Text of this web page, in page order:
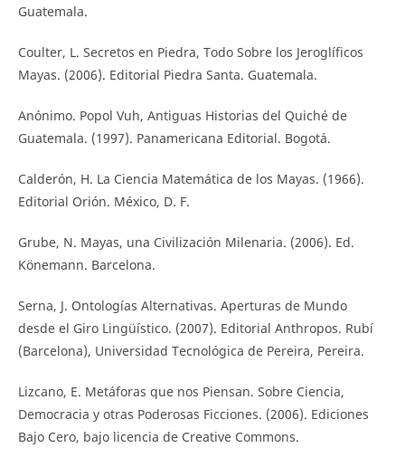
Guatemala.
Coulter, L. Secretos en Piedra, Todo Sobre los Jeroglíficos
Mayas. (2006). Editorial Piedra Santa. Guatemala.
Anónimo. Popol Vuh, Antiguas Historias del Quiché de
Guatemala. (1997). Panamericana Editorial. Bogotá.
Calderón, H. La Ciencia Matemática de los Mayas. (1966).
Editorial Orión. México, D. F.
Grube, N. Mayas, una Civilización Milenaria. (2006). Ed.
Könemann. Barcelona.
Serna, J. Ontologías Alternativas. Aperturas de Mundo
desde el Giro Lingüístico. (2007). Editorial Anthropos. Rubí
(Barcelona), Universidad Tecnológica de Pereira, Pereira.
Lizcano, E. Metáforas que nos Piensan. Sobre Ciencia,
Democracia y otras Poderosas Ficciones. (2006). Ediciones
Bajo Cero, bajo licencia de Creative Commons.